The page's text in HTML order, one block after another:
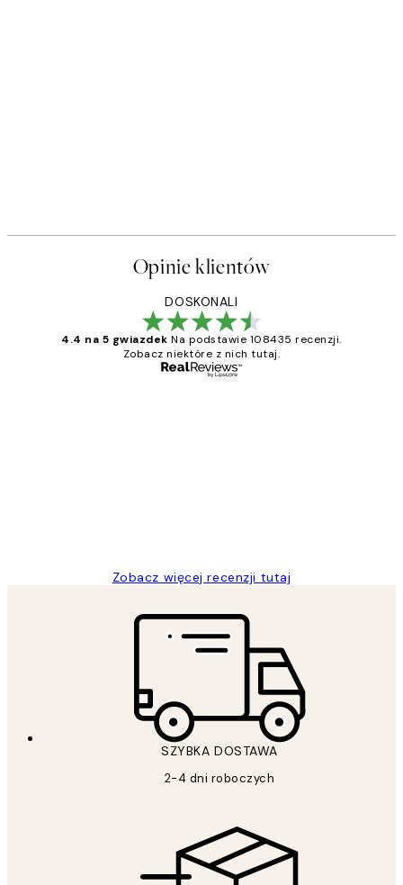
Opinie klientów
DOSKONALI
4.4 na 5 gwiazdek Na podstawie 108435 recenzji.
Zobacz niektóre z nich tutaj.
Zobacz więcej recenzji tutaj
SZYBKA DOSTAWA
2-4 dni roboczych